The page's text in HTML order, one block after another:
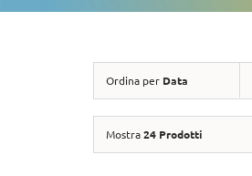
Ordina per Data
Mostra24 Prodotti